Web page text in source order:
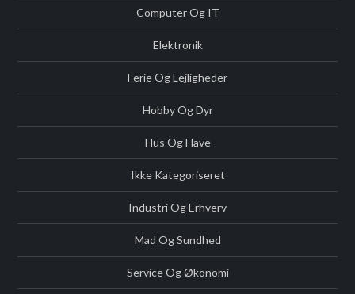
Computer Og IT
Elektronik
Ferie Og Lejligheder
Hobby Og Dyr
Hus Og Have
Ikke Kategoriseret
Industri Og Erhverv
Mad Og Sundhed
Service Og Økonomi